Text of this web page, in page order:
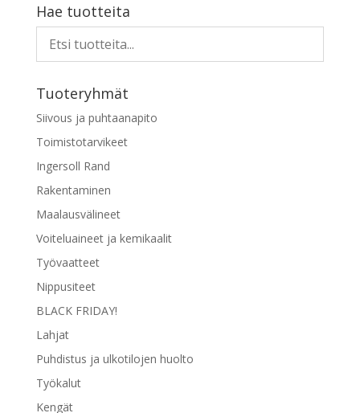
Hae tuotteita
Tuoteryhmät
Siivous ja puhtaanapito
Toimistotarvikeet
Ingersoll Rand
Rakentaminen
Maalausvälineet
Voiteluaineet ja kemikaalit
Työvaatteet
Nippusiteet
BLACK FRIDAY!
Lahjat
Puhdistus ja ulkotilojen huolto
Työkalut
Kengät